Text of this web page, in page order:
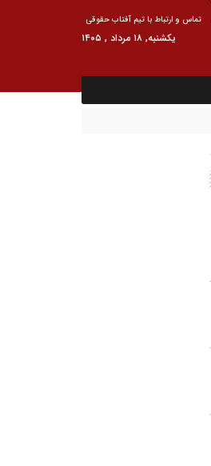
تماس و ارتباط با تیم آفتاب حقوقی
یکشنبه, ۱۸ مرداد , ۱۴۰۵